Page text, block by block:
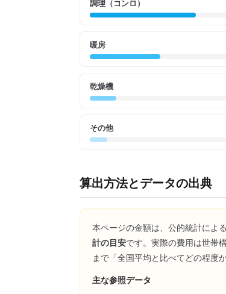
調理（コンロ）
暖房
乾燥機
その他
算出方法とデータの出典
本ページの金額は、公的統計による
計の目安です。実際の費用は世帯
まで「全国平均と比べてどの程度
主な参照データ